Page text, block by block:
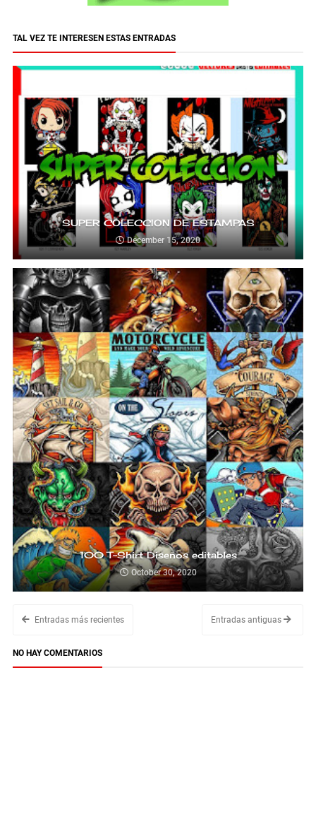
TAL VEZ TE INTERESEN ESTAS ENTRADAS
SUPER COLECCION DE ESTAMPAS
December 15, 2020
100 T-Shirt Diseños editables
October 30, 2020
Entradas más recientes Entradas antiguas
NO HAY COMENTARIOS